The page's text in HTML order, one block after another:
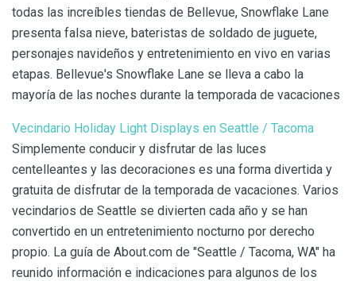
todas las increíbles tiendas de Bellevue, Snowflake Lane
presenta falsa nieve, bateristas de soldado de juguete,
personajes navideños y entretenimiento en vivo en varias
etapas. Bellevue's Snowflake Lane se lleva a cabo la
mayoría de las noches durante la temporada de vacaciones
Vecindario Holiday Light Displays en Seattle / Tacoma
Simplemente conducir y disfrutar de las luces
centelleantes y las decoraciones es una forma divertida y
gratuita de disfrutar de la temporada de vacaciones. Varios
vecindarios de Seattle se divierten cada año y se han
convertido en un entretenimiento nocturno por derecho
propio. La guía de About.com de "Seattle / Tacoma, WA" ha
reunido información e indicaciones para algunos de los